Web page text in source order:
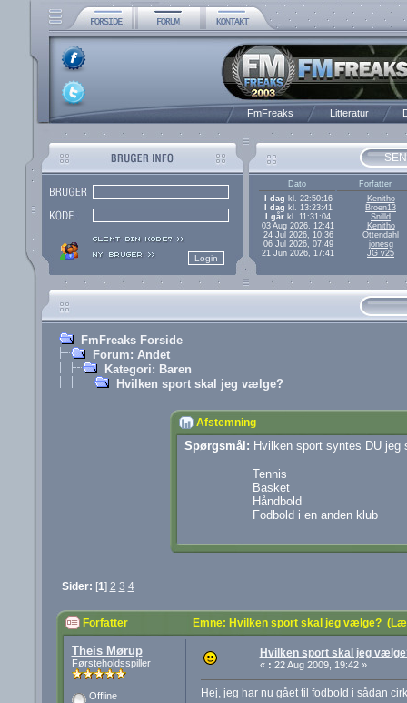
FmFreaks Litteratur
Dato
Forfatter
I dag kl. 22:50:16
Kenitho
I dag kl. 13:23:41
Broen13
I går kl. 11:31:04
Snilld
03 Aug 2026, 12:41
Kenitho
24 Jul 2026, 10:36
Ottendahl
06 Jul 2026, 07:49
jonesg
21 Jun 2026, 17:41
JG v25
FmFreaks Forside
Forum: Andet
Kategori: Baren
Hvilken sport skal jeg vælge?
Afstemning
Spørgsmål: Hvilken sport syntes DU jeg
Tennis
Basket
Håndbold
Fodbold i en anden klub
Sider: [1] 2 3 4
Forfatter Emne: Hvilken sport skal jeg vælge?
Theis Mørup
Førsteholdsspiller
Offline
Hvilken sport skal jeg
« : 22 Aug 2009, 19:42 »
Hej, jeg har nu gået til fodbold i sådan